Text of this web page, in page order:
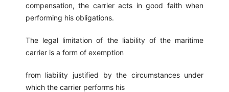
compensation, the carrier acts in good faith when
performing his obligations.
The legal limitation of the liability of the maritime
carrier is a form of exemption
from liability justified by the circumstances under
which the carrier performs his